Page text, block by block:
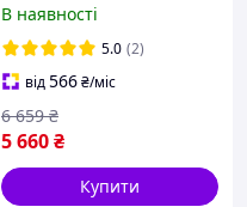
Chrome
В наявності
5.0 (2)
від566₴/міс
5 660₴
6 659 ₴
Купити